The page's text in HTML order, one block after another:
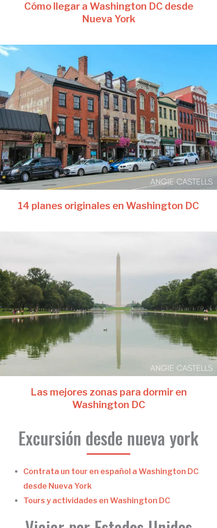
Cómo llegar a Washington DC desde
Nueva York
14 planes originales en Washington DC
Las mejores zonas para dormir en
Washington DC
Excursión desde nueva york
Contrata un tour en español a Washington DC
desde Nueva York
Tours y actividades en Washington DC